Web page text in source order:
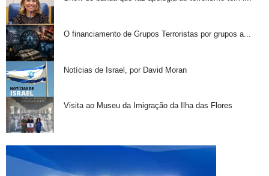
O financiamento de Grupos Terroristas por grupos a...
Notícias de Israel, por David Moran
Visita ao Museu da Imigração da Ilha das Flores